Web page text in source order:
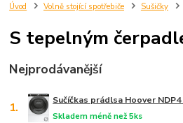
Úvod Volně stojící spotřebiče Sušičky
S tepelným
Nejprodávanější
1. Sučíčkas prádlsa Hoover NDP4
Skladem méně než 5ks